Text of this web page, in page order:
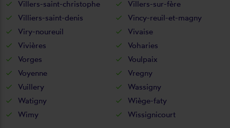
Villers-saint-christophe
Villers-sur-fère
Villiers-saint-denis
Vincy-reuil-et-magny
Viry-noureuil
Vivaise
Vivières
Voharies
Vorges
Voulpaix
Voyenne
Vregny
Vuillery
Wassigny
Watigny
Wiège-faty
Wimy
Wissignicourt